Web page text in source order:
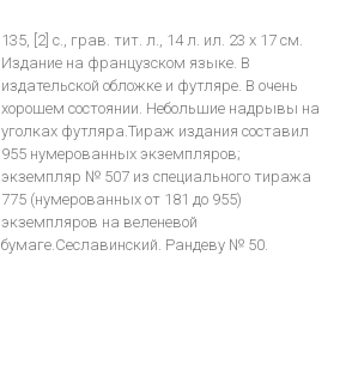
135, [2] с., грав. тит. л., 14 л. ил. 23 х 17 см.
Издание на французском языке. В
издательской обложке и футляре. В очень
хорошем состоянии. Небольшие надрывы на
уголках футляра.Тираж издания составил
955 нумерованных экземпляров;
экземпляр № 507 из специального тиража
775 (нумерованных от 181 до 955)
экземпляров на веленевой
бумаге.Сеславинский. Рандеву № 50.